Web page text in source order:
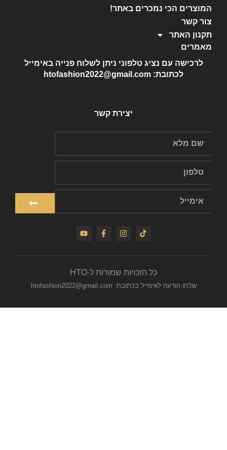
המוצרים הכי נמכרים באתר!
צור קשר
תקנון האתר
מאמרים
לרכישה עם נציג טלפוני ניתן לשלוח פנייה באימייל
לכתובת: htofashion2022@gmail.com
יצירת קשר
כל הזכויות שמורות ל-HTO
שלחו הודעה לאימייל בכתובת: htofashion2022@gmail.com